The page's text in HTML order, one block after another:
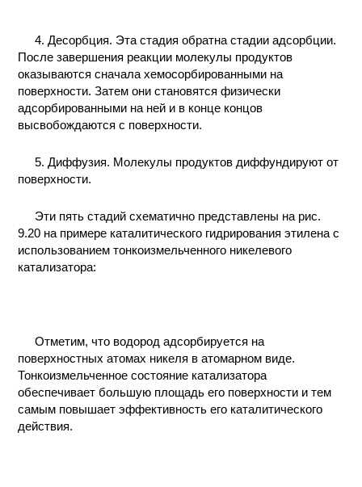
4. Десорбция. Эта стадия обратна стадии адсорбции.
После завершения реакции молекулы продуктов
оказываются сначала хемосорбированными на
поверхности. Затем они становятся физически
адсорбированными на ней и в конце концов
высвобождаются с поверхности.
5. Диффузия. Молекулы продуктов диффундируют от
поверхности.
Эти пять стадий схематично представлены на рис.
9.20 на примере каталитического гидрирования этилена с
использованием тонкоизмельченного никелевого
катализатора:
Отметим, что водород адсорбируется на
поверхностных атомах никеля в атомарном виде.
Тонкоизмельченное состояние катализатора
обеспечивает большую площадь его поверхности и тем
самым повышает эффективность его каталитического
действия.